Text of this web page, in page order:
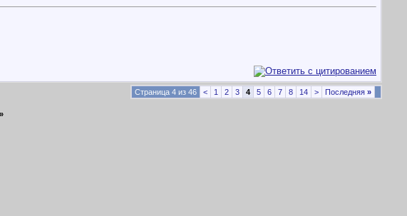
Страница 4 из 46 < 1 2 3 4 5 6 7 8 14 > Последняя »
»